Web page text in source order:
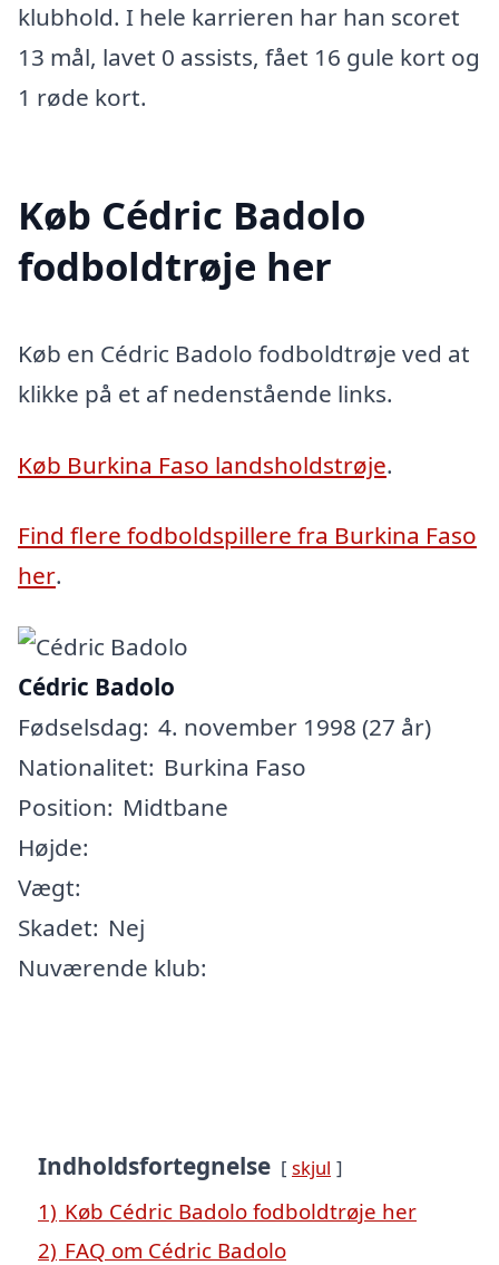
klubhold. I hele karrieren har han scoret
13 mål, lavet 0 assists, fået 16 gule kort og
1 røde kort.
Køb Cédric Badolo
fodboldtrøje her
Køb en Cédric Badolo fodboldtrøje ved at
klikke på et af nedenstående links.
Køb Burkina Faso landsholdstrøje.
Find flere fodboldspillere fra Burkina Faso
her.
Cédric Badolo
Fødselsdag: 4. november 1998 (27 år)
Nationalitet: Burkina Faso
Position: Midtbane
Højde:
Vægt:
Skadet: Nej
Nuværende klub:
Indholdsfortegnelse skjul
1) Køb Cédric Badolo fodboldtrøje her
2) FAQ om Cédric Badolo